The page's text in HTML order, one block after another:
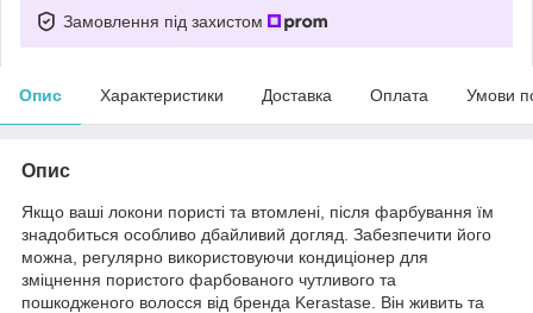
Замовлення під захистом
Опис Характеристики Доставка Оплата Умови
Опис
Якщо ваші локони пористі та втомлені, після фарбування їм
знадобиться особливо дбайливий догляд. Забезпечити його
можна, регулярно використовуючи кондиціонер для
зміцнення пористого фарбованого чутливого та
пошкодженого волосся від бренда Kerastase. Він живить та